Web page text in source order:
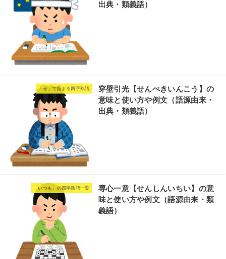
出典・類義語）
「せ」で始まる四字熟語
穿壁引光【せんぺきいんこう】の
意味と使い方や例文（語源由来・
出典・類義語）
「いつも」の四字熟語一覧
専心一意【せんしんいちい】の意
味と使い方や例文（語源由来・類
義語）